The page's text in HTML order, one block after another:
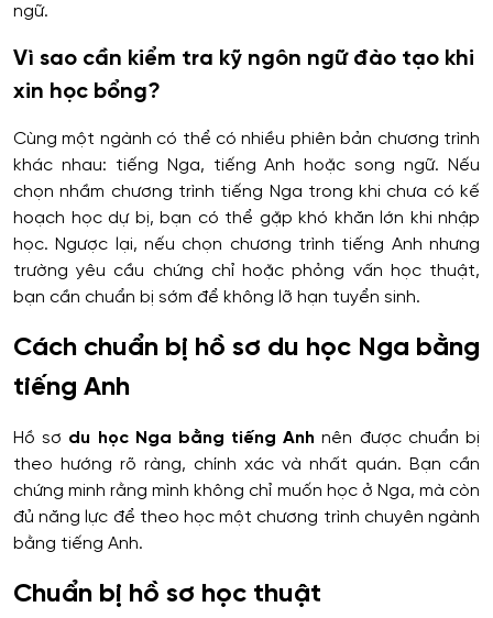
ngữ.
Vì sao cần kiểm tra kỹ ngôn ngữ đào tạo khi
xin học bổng?
Cùng một ngành có thể có nhiều phiên bản chương trình
khác nhau: tiếng Nga, tiếng Anh hoặc song ngữ. Nếu
chọn nhầm chương trình tiếng Nga trong khi chưa có kế
hoạch học dự bị, bạn có thể gặp khó khăn lớn khi nhập
học. Ngược lại, nếu chọn chương trình tiếng Anh nhưng
trường yêu cầu chứng chỉ hoặc phỏng vấn học thuật,
bạn cần chuẩn bị sớm để không lỡ hạn tuyển sinh.
Cách chuẩn bị hồ sơ du học Nga bằng
tiếng Anh
Hồ sơ du học Nga bằng tiếng Anh nên được chuẩn bị
theo hướng rõ ràng, chính xác và nhất quán. Bạn cần
chứng minh rằng mình không chỉ muốn học ở Nga, mà còn
đủ năng lực để theo học một chương trình chuyên ngành
bằng tiếng Anh.
Chuẩn bị hồ sơ học thuật